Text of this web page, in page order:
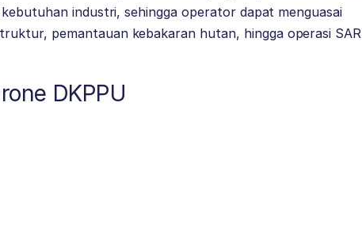
industri, sehingga operator dapat menguasai
pemantauan kebakaran hutan, hingga operasi SAR
DKPPU